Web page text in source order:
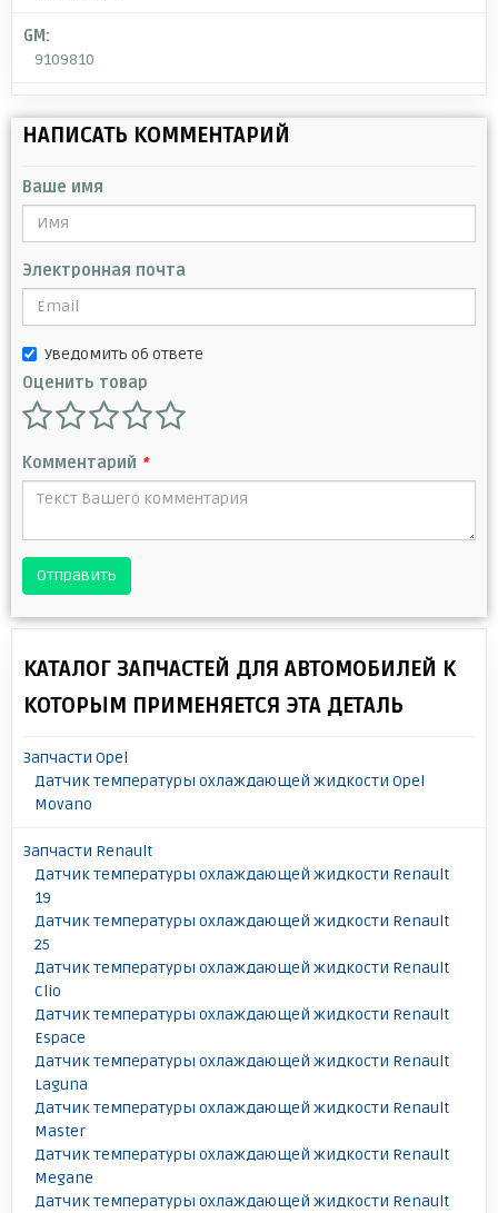
GM:
9109810
НАПИСАТЬ КОММЕНТАРИЙ
Ваше имя
Электронная почта
Уведомить об ответе
Оценить товар
Комментарий *
Отправить
КАТАЛОГ ЗАПЧАСТЕЙ ДЛЯ АВТОМОБИЛЕЙ К
КОТОРЫМ ПРИМЕНЯЕТСЯ ЭТА ДЕТАЛЬ
Запчасти Opel
Датчик температуры охлаждающей жидкости Opel
Movano
Запчасти Renault
Датчик температуры охлаждающей жидкости Renault
19
Датчик температуры охлаждающей жидкости Renault
25
Датчик температуры охлаждающей жидкости Renault
Clio
Датчик температуры охлаждающей жидкости Renault
Espace
Датчик температуры охлаждающей жидкости Renault
Laguna
Датчик температуры охлаждающей жидкости Renault
Master
Датчик температуры охлаждающей жидкости Renault
Megane
Датчик температуры охлаждающей жидкости Renault